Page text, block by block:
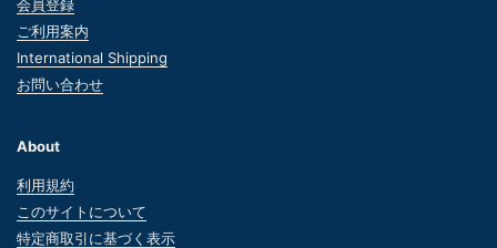
会員登録
ご利用案内
International Shipping
お問い合わせ
About
利用規約
このサイトについて
特定商取引に基づく表示